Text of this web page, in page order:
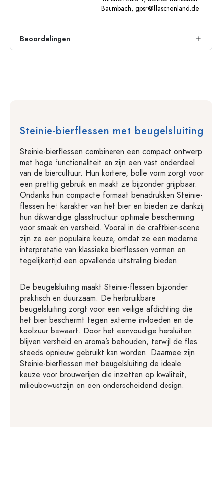
Baumbach, gpsr@flaschenland.de
Beoordelingen
Steinie-bierflessen met beugelsluiting
Steinie-bierflessen combineren een compact ontwerp
met hoge functionaliteit en zijn een vast onderdeel
van de biercultuur. Hun kortere, bolle vorm zorgt voor
een prettig gebruik en maakt ze bijzonder grijpbaar.
Ondanks hun compacte formaat benadrukken Steinie-
flessen het karakter van het bier en bieden ze dankzij
hun dikwandige glasstructuur optimale bescherming
voor smaak en versheid. Vooral in de craftbier-scene
zijn ze een populaire keuze, omdat ze een moderne
interpretatie van klassieke bierflessen vormen en
tegelijkertijd een opvallende uitstraling bieden.
De beugelsluiting maakt Steinie-flessen bijzonder
praktisch en duurzaam. De herbruikbare
beugelsluiting zorgt voor een veilige afdichting die
het bier beschermt tegen externe invloeden en de
koolzuur bewaart. Door het eenvoudige hersluiten
blijven versheid en aroma’s behouden, terwijl de fles
steeds opnieuw gebruikt kan worden. Daarmee zijn
Steinie-bierflessen met beugelsluiting de ideale
keuze voor brouwerijen die inzetten op kwaliteit,
milieubewustzijn en een onderscheidend design.